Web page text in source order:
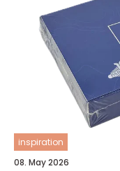
inspiration
08. May 2026